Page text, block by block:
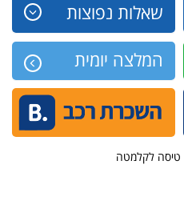
שאלות נפוצות
המלצה יומית
טיסה לקלמטה